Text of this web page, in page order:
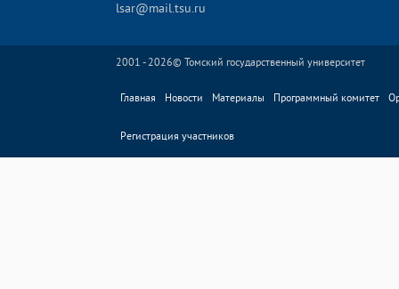
lsar@mail.tsu.ru
2001 - 2026© Томский государственный университет
Главная Новости Материалы Программный комитет
Регистрация участников